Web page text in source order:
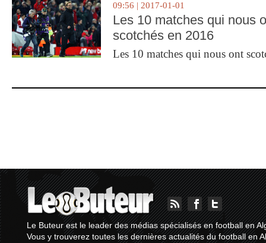
09:56 | 2017-01-01
Les 10 matches qui nous
scotchés en 2016
Les 10 matches qui nous ont
Le Buteur est le leader des médias spécialisés en football en
Vous y trouverez toutes les dernières actualités du football en